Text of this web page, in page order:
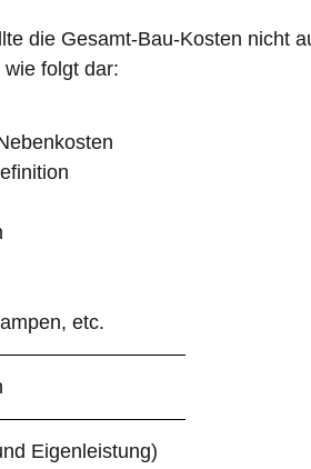
die Gesamt-Bau-Kosten nicht
folgt dar:
etc.
Eigenleistung)